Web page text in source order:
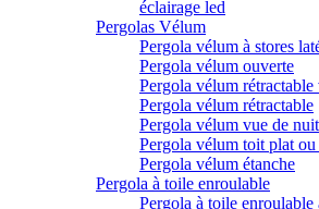
éclairage led
Pergolas Vélum
Pergola vélum à stores
Pergola vélum ouverte
Pergola vélum rétractable
Pergola vélum rétractable
Pergola vélum vue de nuit
Pergola vélum toit plat ou
Pergola vélum étanche
Pergola à toile enroulable
Pergola à toile enroulable